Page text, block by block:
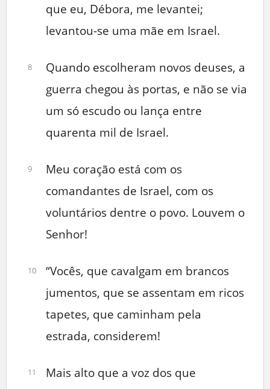
que eu, Débora, me levantei;
levantou-se uma mãe em Israel.
8
Quando escolheram novos deuses, a
guerra chegou às portas, e não se via
um só escudo ou lança entre
quarenta mil de Israel.
9
Meu coração está com os
comandantes de Israel, com os
voluntários dentre o povo. Louvem o
Senhor!
10
“Vocês, que cavalgam em brancos
jumentos, que se assentam em ricos
tapetes, que caminham pela
estrada, considerem!
11
Mais alto que a voz dos que